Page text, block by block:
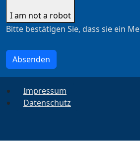
I am not a robot
Bitte bestätigen Sie, dass sie ein
Absenden
Impressum
Datenschutz